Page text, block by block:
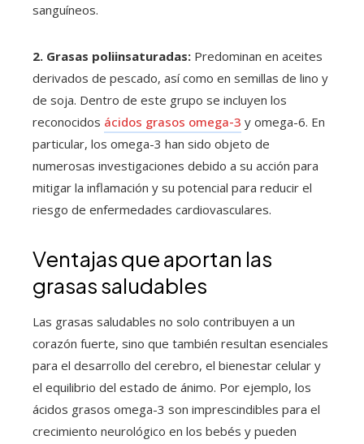
sanguíneos.
2. Grasas poliinsaturadas: Predominan en aceites
derivados de pescado, así como en semillas de lino y
de soja. Dentro de este grupo se incluyen los
reconocidos ácidos grasos omega-3 y omega-6. En
particular, los omega-3 han sido objeto de
numerosas investigaciones debido a su acción para
mitigar la inflamación y su potencial para reducir el
riesgo de enfermedades cardiovasculares.
Ventajas que aportan las
grasas saludables
Las grasas saludables no solo contribuyen a un
corazón fuerte, sino que también resultan esenciales
para el desarrollo del cerebro, el bienestar celular y
el equilibrio del estado de ánimo. Por ejemplo, los
ácidos grasos omega-3 son imprescindibles para el
crecimiento neurológico en los bebés y pueden